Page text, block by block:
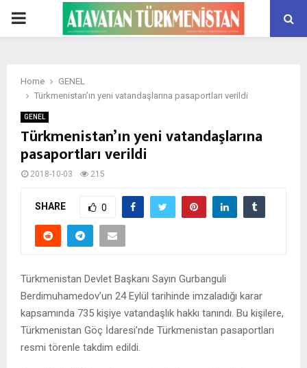
PRIMARY
Home
GENEL
Türkmenistan’ın yeni vatandaşlarına pasaportları verildi
GENEL
Türkmenistan’ın yeni vatandaşlarına
pasaportları verildi
2018-10-03 215
SHARE 0
Türkmenistan Devlet Başkanı Sayın Gurbanguli
Berdimuhamedov’un 24 Eylül tarihinde imzaladığı karar
kapsamında 735 kişiye vatandaşlık hakkı tanındı. Bu kişilere,
Türkmenistan Göç İdaresi’nde Türkmenistan pasaportları
resmi törenle takdim edildi.